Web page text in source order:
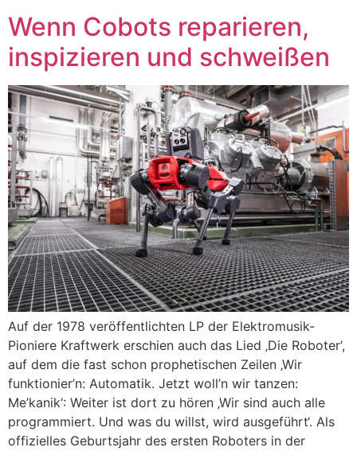
Wenn Cobots reparieren,
inspizieren und schweißen
Auf der 1978 veröffentlichten LP der Elektromusik-
Pioniere Kraftwerk erschien auch das Lied ‚Die Roboter‘,
auf dem die fast schon prophetischen Zeilen ‚Wir
funktionier’n: Automatik. Jetzt woll’n wir tanzen:
Me’kanik‘: Weiter ist dort zu hören ‚Wir sind auch alle
programmiert. Und was du willst, wird ausgeführt‘. Als
offizielles Geburtsjahr des ersten Roboters in der